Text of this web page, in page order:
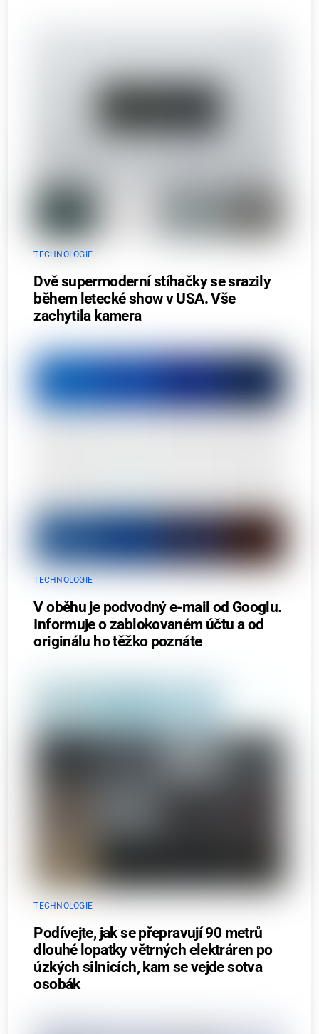
TECHNOLOGIE
Dvě supermoderní stíhačky se srazily
během letecké show v USA. Vše
zachytila kamera
TECHNOLOGIE
V oběhu je podvodný e-mail od Googlu.
Informuje o zablokovaném účtu a od
originálu ho těžko poznáte
TECHNOLOGIE
Podívejte, jak se přepravují 90 metrů
dlouhé lopatky větrných elektráren po
úzkých silnicích, kam se vejde sotva
osobák